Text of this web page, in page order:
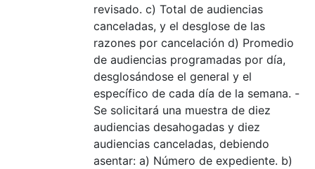
revisado. c) Total de audiencias
canceladas, y el desglose de las
razones por cancelación d) Promedio
de audiencias programadas por día,
desglosándose el general y el
específico de cada día de la semana. -
Se solicitará una muestra de diez
audiencias desahogadas y diez
audiencias canceladas, debiendo
asentar: a) Número de expediente. b)